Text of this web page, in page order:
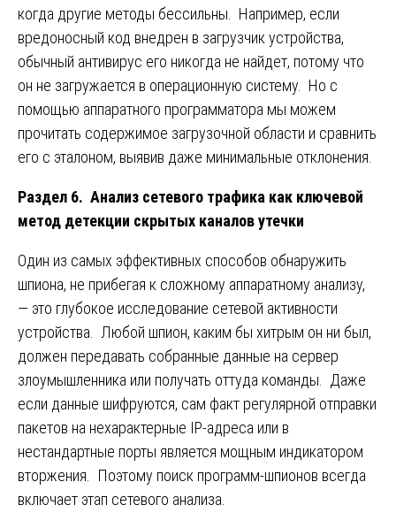
когда другие методы бессильны. Например, если
вредоносный код внедрен в загрузчик устройства,
обычный антивирус его никогда не найдет, потому что
он не загружается в операционную систему. Но с
помощью аппаратного программатора мы можем
прочитать содержимое загрузочной области и сравнить
его с эталоном, выявив даже минимальные отклонения.
Раздел 6. Анализ сетевого трафика как ключевой
метод детекции скрытых каналов утечки
Один из самых эффективных способов обнаружить
шпиона, не прибегая к сложному аппаратному анализу,
— это глубокое исследование сетевой активности
устройства. Любой шпион, каким бы хитрым он ни был,
должен передавать собранные данные на сервер
злоумышленника или получать оттуда команды. Даже
если данные шифруются, сам факт регулярной отправки
пакетов на нехарактерные IP-адреса или в
нестандартные порты является мощным индикатором
вторжения. Поэтому поиск программ-шпионов всегда
включает этап сетевого анализа.